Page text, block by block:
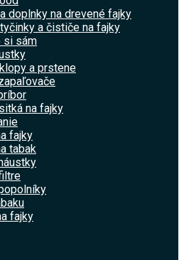
doplnky na drevené fajky
a čističe na fajky
si sám
a prstene
na fajky
fajky
tabak
fajky